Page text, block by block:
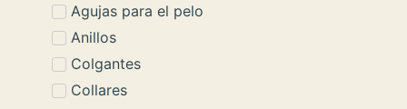
Agujas para el pelo
Anillos
Colgantes
Collares